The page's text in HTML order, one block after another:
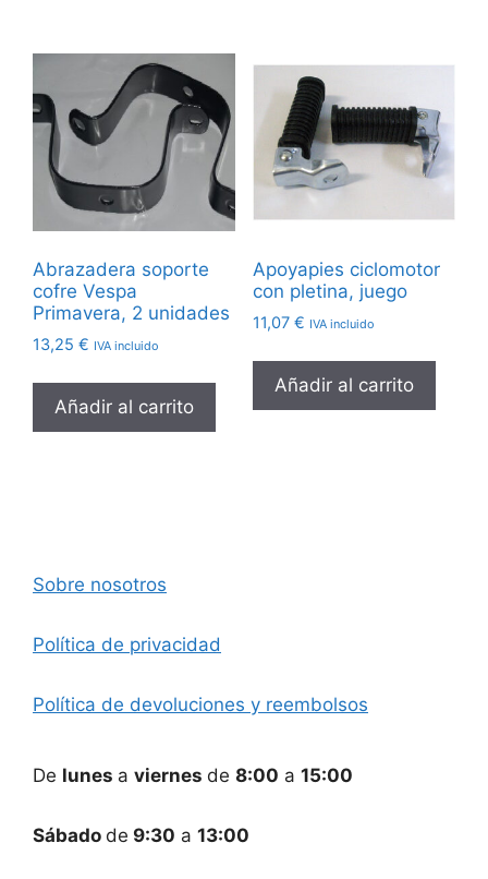
Abrazadera soporte
cofre Vespa
Primavera, 2 unidades
13,25 € IVA incluido
Añadir al carrito
Apoyapies ciclomotor
con pletina, juego
11,07 € IVA incluido
Añadir al carrito
Sobre nosotros
Política de privacidad
Política de devoluciones y reembolsos
De lunes a viernes de 8:00 a 15:00
Sábado de 9:30 a 13:00